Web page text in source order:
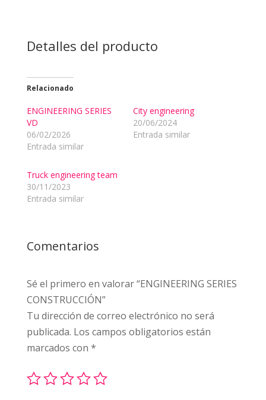
Detalles del producto
Relacionado
ENGINEERING SERIES
VD
06/02/2026
Entrada similar
City engineering
20/06/2024
Entrada similar
Truck engineering team
30/11/2023
Entrada similar
Comentarios
Sé el primero en valorar “ENGINEERING SERIES
CONSTRUCCIÓN”
Tu dirección de correo electrónico no será
publicada. Los campos obligatorios están
marcados con *